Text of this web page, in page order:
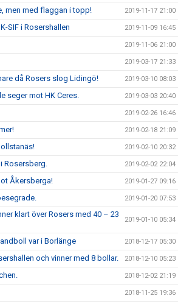
men med flaggan i topp! 2019-11-17 21:00
SIF i Rosershallen 2019-11-09 16:45
2019-11-06 21:00
2019-03-17 21:33
då Rosers slog Lidingö! 2019-03-10 08:03
seger mot HK Ceres. 2019-03-03 20:40
2019-02-26 16:46
2019-02-18 21:09
2019-02-10 20:32
Rosersberg. 2019-02-02 22:04
Åkersberga! 2019-01-27 09:16
2019-01-20 07:53
klart över Rosers med 40 – 23
2019-01-10 05:34
var i Borlänge 2018-12-17 05:30
och vinner med 8 bollar. 2018-12-10 05:23
2018-12-02 21:19
2018-11-25 19:36